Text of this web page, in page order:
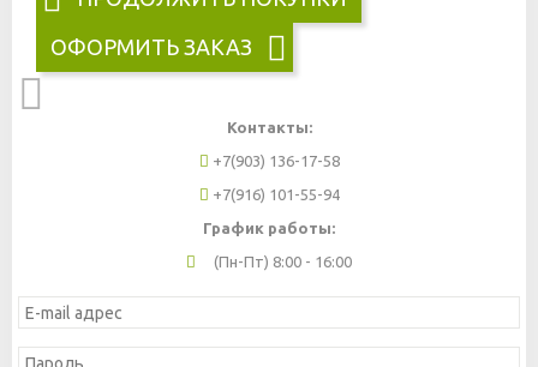
ОФОРМИТЬ ЗАКАЗ
Контакты:
+7(903) 136-17-58
+7(916) 101-55-94
График работы:
(Пн-Пт) 8:00 - 16:00